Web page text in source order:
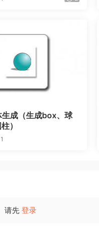
生成（生成box、球
）
请先 登录